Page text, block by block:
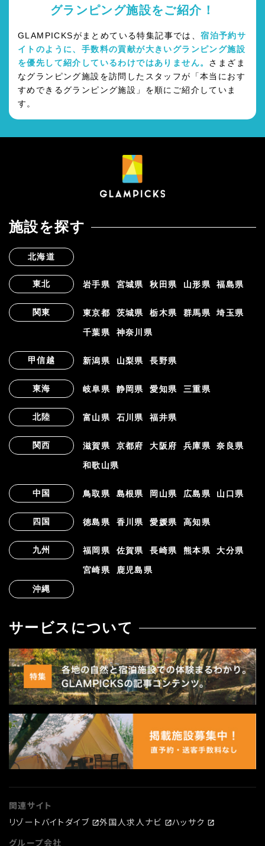
グランピング施設をご紹介！
GLAMPICKSがまとめている特集記事では、宿泊予約サ
イトのように、手数料の貢献が大きいグランピング施設
を優先して紹介しているわけではありません。 さまざま
なグランピング施設を訪問したスタッフが「本当におす
すめできるグランピング施設」を順にご紹介していま
す。
施設を探す
北海道
東北 岩手県 宮城県 秋田県 山形県 福島県
関東 東京都 茨城県 栃木県 群馬県 埼玉県
千葉県 神奈川県
甲信越 新潟県 山梨県 長野県
東海 岐阜県 静岡県 愛知県 三重県
北陸 富山県 石川県 福井県
関西 滋賀県 京都府 大阪府 兵庫県 奈良県
和歌山県
中国 鳥取県 島根県 岡山県 広島県 山口県
四国 徳島県 香川県 愛媛県 高知県
九州 福岡県 佐賀県 長崎県 熊本県 大分県
宮崎県
鹿児島県
沖縄
サービスについて
関連サイト
リゾートバイトダイブ
外国人求人ナビ
ハッサク
グループ会社